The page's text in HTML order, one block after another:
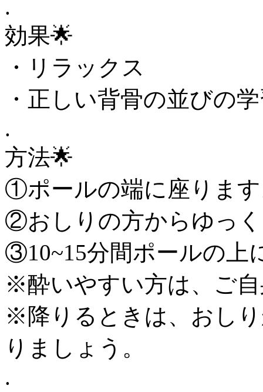
.
効果🌟
・リラックス
・正しい背骨の並びの
.
方法🌟
①ポールの端に座りま
②おしりの方からゆっ
③10~15分間ポールの上
※酔いやすい方は、ご
※降りるときは、おし
りましょう。
.